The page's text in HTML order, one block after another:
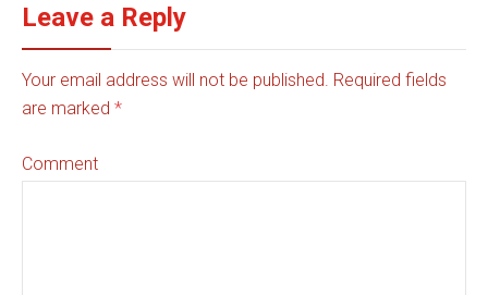
Leave a Reply
Your email address will not be published. Required fields
are marked *
Comment